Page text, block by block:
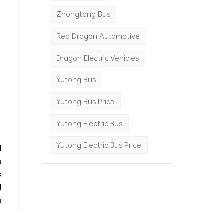
Zhongtong Bus
Red Dragon Automotive
Dragon Electric Vehicles
Yutong Bus
Yutong Bus Price
Yutong Electric Bus
Yutong Electric Bus Price